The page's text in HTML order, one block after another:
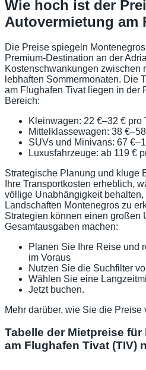
Wie hoch ist der
Autovermietung am
Die Preise spiegeln
Premium-Destination an der
Kostenschwankungen zwischen
lebhaften Sommermonaten. Die
am Flughafen Tivat liegen in der
Bereich:
Kleinwagen: 22 €–32 € pro
Mittelklassewagen: 38
SUVs und Minivans: 67
Luxusfahrzeuge: ab 119 €
Strategische Planung und kluge
Ihre Transportkosten erheblich,
völlige Unabhängigkeit
Landschaften Montenegros zu
Strategien können einen großen
Gesamtausgaben machen:
Planen Sie Ihre Reise und
im Voraus
Nutzen Sie die Suchfilter
Wählen Sie eine
Jetzt buchen.
Mehr darüber, wie Sie die Preise
Tabelle der Mietpreise
am Flughafen Tivat (TIV)